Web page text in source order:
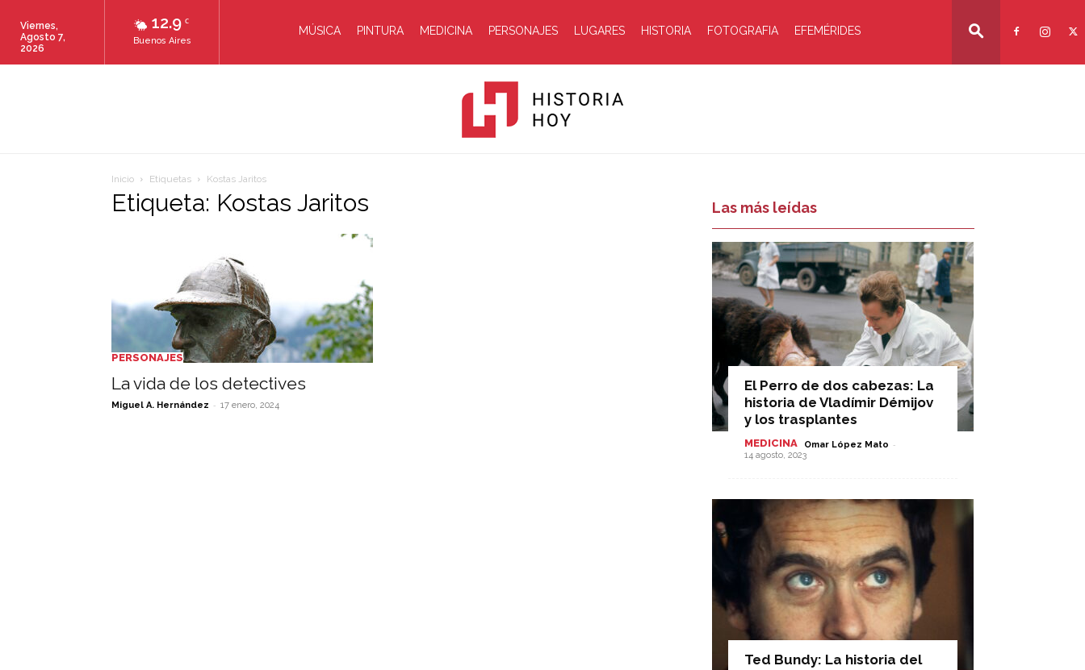
12.9 C
Buenos Aires
Viernes,
Agosto 7,
2026
MÚSICA PINTURA MEDICINA PERSONAJES LUGARES HISTORIA FOTOGRAFIA EFEMÉRIDES
Inicio Etiquetas Kostas Jaritos
Etiqueta: Kostas Jaritos
PERSONAJES
La vida de los detectives
Miguel A. Hernández - 17 enero, 2024
Las más leídas
El Perro de dos cabezas: La
historia de Vladímir Démijov
y los trasplantes
MEDICINA Omar López Mato -
14 agosto, 2023
Ted Bundy: La historia del